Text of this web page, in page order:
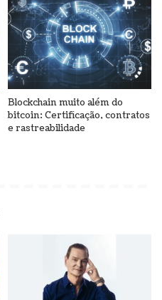
Blockchain muito além do
bitcoin: Certificação, contratos
e rastreabilidade